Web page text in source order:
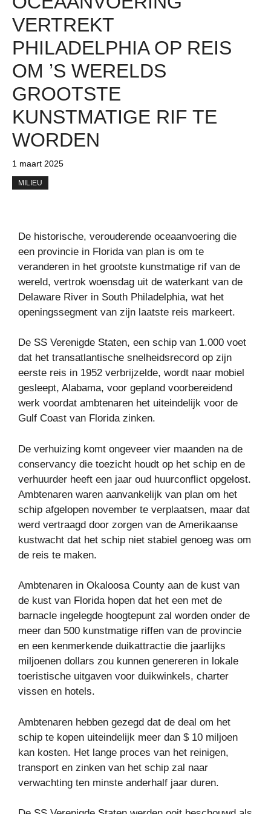
VERTREKT
PHILADELPHIA OP REIS
OM ’S WERELDS
GROOTSTE
KUNSTMATIGE RIF TE
WORDEN
1 maart 2025
MILIEU
De historische, verouderende oceaanvoering die
een provincie in Florida van plan is om te
veranderen in het grootste kunstmatige rif van de
wereld, vertrok woensdag uit de waterkant van de
Delaware River in South Philadelphia, wat het
openingssegment van zijn laatste reis markeert.
De SS Verenigde Staten, een schip van 1.000 voet
dat het transatlantische snelheidsrecord op zijn
eerste reis in 1952 verbrijzelde, wordt naar mobiel
gesleept, Alabama, voor gepland voorbereidend
werk voordat ambtenaren het uiteindelijk voor de
Gulf Coast van Florida zinken.
De verhuizing komt ongeveer vier maanden na de
conservancy die toezicht houdt op het schip en de
verhuurder heeft een jaar oud huurconflict opgelost.
Ambtenaren waren aanvankelijk van plan om het
schip afgelopen november te verplaatsen, maar dat
werd vertraagd door zorgen van de Amerikaanse
kustwacht dat het schip niet stabiel genoeg was om
de reis te maken.
Ambtenaren in Okaloosa County aan de kust van
de kust van Florida hopen dat het een met de
barnacle ingelegde hoogtepunt zal worden onder de
meer dan 500 kunstmatige riffen van de provincie
en een kenmerkende duikattractie die jaarlijks
miljoenen dollars zou kunnen genereren in lokale
toeristische uitgaven voor duikwinkels, charter
vissen en hotels.
Ambtenaren hebben gezegd dat de deal om het
schip te kopen uiteindelijk meer dan $ 10 miljoen
kan kosten. Het lange proces van het reinigen,
transport en zinken van het schip zal naar
verwachting ten minste anderhalf jaar duren.